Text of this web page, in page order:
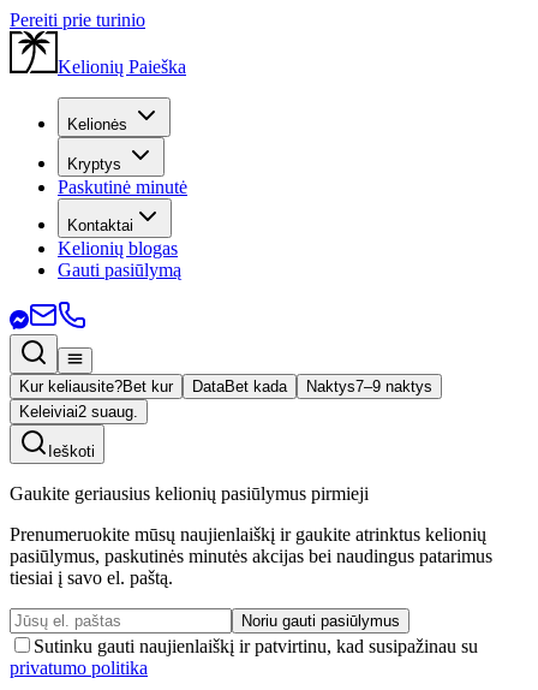
Pereiti prie turinio
Kelionių Paieška
Kelionės
Kryptys
Paskutinė minutė
Kontaktai
Kelionių blogas
Gauti pasiūlymą
Kur keliausite?Bet kur DataBet kada Naktys7–9 naktys
Keleiviai2 suaug.
Ieškoti
Gaukite geriausius kelionių pasiūlymus pirmieji
Prenumeruokite mūsų naujienlaiškį ir gaukite atrinktus kelionių
pasiūlymus, paskutinės minutės akcijas bei naudingus patarimus
tiesiai į savo el. paštą.
Noriu gauti pasiūlymus
Sutinku gauti naujienlaiškį ir patvirtinu, kad susipažinau su
privatumo politika